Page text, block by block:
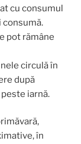
cu consumul
consumă.
pot rămâne
circulă în
după
iarnă.
în